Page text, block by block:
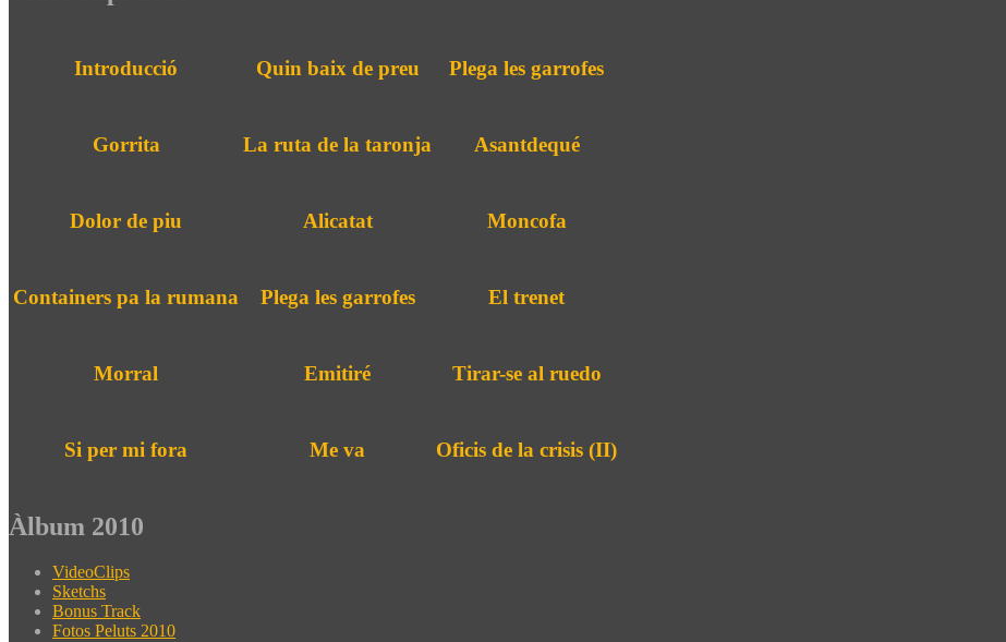
Introducció Quin baix de preu Plega les garrofes
Gorrita La ruta de la taronja Asantdequé
Dolor de piu Alicatat Moncofa
Containers pa la rumana Plega les garrofes El trenet
Morral Emitiré Tirar-se al ruedo
Si per mi fora Me va Oficis de la crisis (II)
Àlbum 2010
VideoClips
Sketchs
Bonus Track
Fotos Peluts 2010